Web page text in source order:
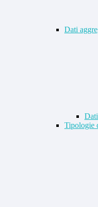
Dati
Tipologie